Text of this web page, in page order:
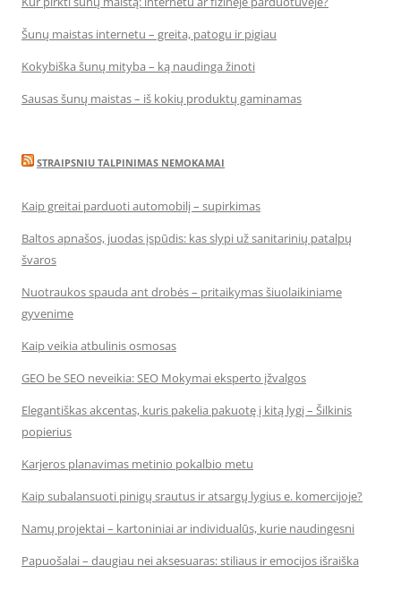
Šunų maistas internetu – greita, patogu ir pigiau
Kokybiška šunų mityba – ką naudinga žinoti
Sausas šunų maistas – iš kokių produktų gaminamas
STRAIPSNIU TALPINIMAS NEMOKAMAI
Kaip greitai parduoti automobilį – supirkimas
Baltos apnašos, juodas įspūdis: kas slypi už sanitarinių patalpų
švaros
Nuotraukos spauda ant drobės – pritaikymas šiuolaikiniame
gyvenime
Kaip veikia atbulinis osmosas
GEO be SEO neveikia: SEO Mokymai eksperto įžvalgos
Elegantiškas akcentas, kuris pakelia pakuotę į kitą lygį – Šilkinis
popierius
Karjeros planavimas metinio pokalbio metu
Kaip subalansuoti pinigų srautus ir atsargų lygius e. komercijoje?
Namų projektai – kartoniniai ar individualūs, kurie naudingesni
Papuošalai – daugiau nei aksesuaras: stiliaus ir emocijos išraiška